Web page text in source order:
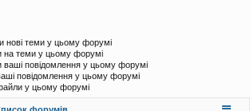
нові теми у цьому форумі
на теми у цьому форумі
ваші повідомлення у цьому форумі
повідомлення у цьому форумі
у цьому форумі